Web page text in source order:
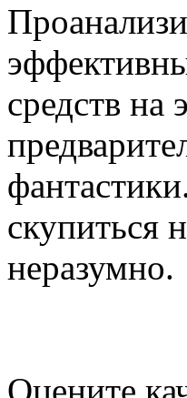
средств на
скупиться
неразумно.
Оцените